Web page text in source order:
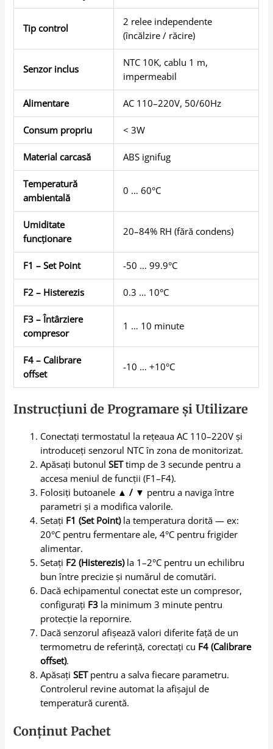
Tip control
2 relee independente
(încălzire / răcire)
Senzor inclus
NTC 10K, cablu 1 m,
impermeabil
Alimentare AC 110–220V, 50/60Hz
Consum propriu < 3W
Material carcasă ABS ignifug
Temperatură
ambientală
0 … 60°C
Umiditate
funcționare
20–84% RH (fără condens)
F1 – Set Point -50 … 99.9°C
F2 – Histerezis 0.3 … 10°C
F3 – Întârziere
compresor
1 … 10 minute
F4 – Calibrare
offset
-10 … +10°C
Instrucțiuni de Programare și Utilizare
Conectați termostatul la rețeaua AC 110–220V și
introduceți senzorul NTC în zona de monitorizat.
Apăsați butonulSETtimp de 3 secunde pentru a
accesa meniul de funcții (F1–F4).
Folosiți butoanele ▲ / ▼ pentru a naviga între
parametri și a modifica valorile.
Setați F1 (Set Point)la temperatura dorită — ex:
20°C pentru fermentare ale, 4°C pentru frigider
alimentar.
Setați F2 (Histerezis)la 1–2°C pentru un echilibru
bun între precizie și numărul de comutări.
Dacă echipamentul conectat este un compresor,
configurați F3 la minimum 3 minute pentru
protecție la repornire.
Dacă senzorul afișează valori diferite față de un
termometru de referință, corectați cu F4 (Calibrare
offset).
ApăsațiSETpentru a salva fiecare parametru.
Controlerul revine automat la afișajul de
temperatură curentă.
Conținut Pachet